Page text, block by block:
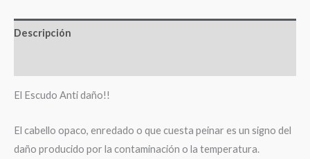
Descripción
El Escudo Anti daño!!
El cabello opaco, enredado o que cuesta peinar es un signo del
daño producido por la contaminación o la temperatura.